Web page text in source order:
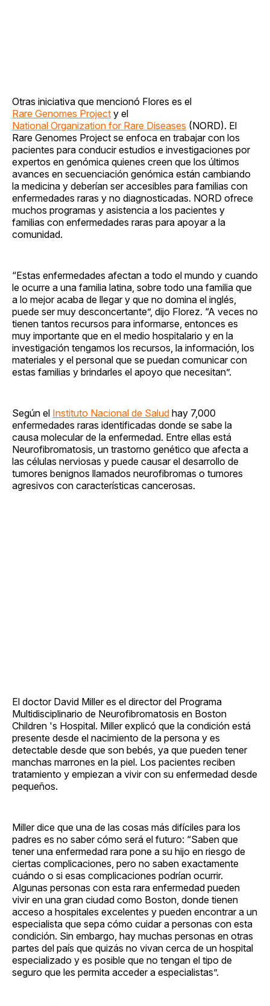
Otras iniciativa que mencionó Flores es el
Rare Genomes Project y el
National Organization for Rare Diseases (NORD). El
Rare Genomes Project se enfoca en trabajar con los
pacientes para conducir estudios e investigaciones por
expertos en genómica quienes creen que los últimos
avances en secuenciación genómica están cambiando
la medicina y deberían ser accesibles para familias con
enfermedades raras y no diagnosticadas. NORD ofrece
muchos programas y asistencia a los pacientes y
familias con enfermedades raras para apoyar a la
comunidad.
“Estas enfermedades afectan a todo el mundo y cuando
le ocurre a una familia latina, sobre todo una familia que
a lo mejor acaba de llegar y que no domina el inglés,
puede ser muy desconcertante”, dijo Florez. “A veces no
tienen tantos recursos para informarse, entonces es
muy importante que en el medio hospitalario y en la
investigación tengamos los recursos, la información, los
materiales y el personal que se puedan comunicar con
estas familias y brindarles el apoyo que necesitan”.
Según el Instituto Nacional de Salud hay 7,000
enfermedades raras identificadas donde se sabe la
causa molecular de la enfermedad. Entre ellas está
Neurofibromatosis, un trastorno genético que afecta a
las células nerviosas y puede causar el desarrollo de
tumores benignos llamados neurofibromas o tumores
agresivos con características cancerosas.
El doctor David Miller es el director del Programa
Multidisciplinario de Neurofibromatosis en Boston
Children 's Hospital. Miller explicó que la condición está
presente desde el nacimiento de la persona y es
detectable desde que son bebés, ya que pueden tener
manchas marrones en la piel. Los pacientes reciben
tratamiento y empiezan a vivir con su enfermedad desde
pequeños.
Miller dice que una de las cosas más difíciles para los
padres es no saber cómo será el futuro: “Saben que
tener una enfermedad rara pone a su hijo en riesgo de
ciertas complicaciones, pero no saben exactamente
cuándo o si esas complicaciones podrían ocurrir.
Algunas personas con esta rara enfermedad pueden
vivir en una gran ciudad como Boston, donde tienen
acceso a hospitales excelentes y pueden encontrar a un
especialista que sepa cómo cuidar a personas con esta
condición. Sin embargo, hay muchas personas en otras
partes del país que quizás no vivan cerca de un hospital
especializado y es posible que no tengan el tipo de
seguro que les permita acceder a especialistas”.